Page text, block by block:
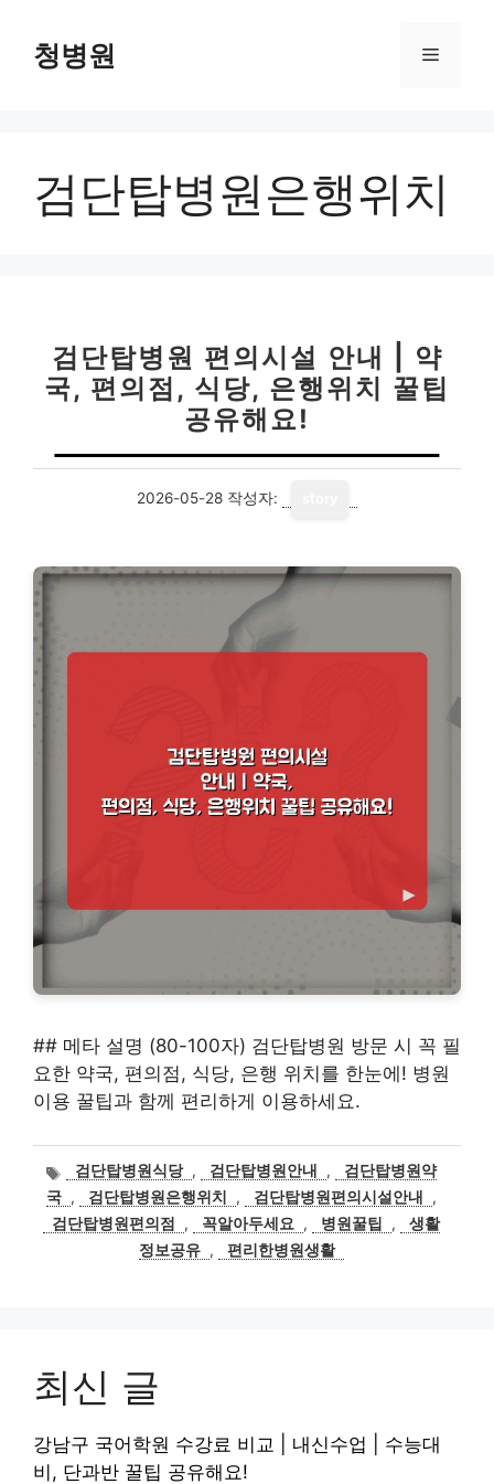
청병원 메
검단탑병원은행위치
검단탑병원 편의시설 안내 | 약
국, 편의점, 식당, 은행위치 꿀팁
공유해요!
2026-05-28 작성자:
## 메타 설명 (80-100자) 검단탑병원 방문 시 꼭 필
요한 약국, 편의점, 식당, 은행 위치를 한눈에! 병원
이용 꿀팁과 함께 편리하게 이용하세요.
태검단탑병원식당 , 검단탑병원안내 ,
검단탑병원약
국 , 검단탑병원은행위치 , 검단탑병원편의시설안내
,
검단탑병원편의점
, 꼭알아두세요 , 병원꿀팁 ,
생활
정보공유 , 편리한병원생활
최신 글
강남구 국어학원 수강료 비교 | 내신수업 | 수능대
비, 단과반 꿀팁 공유해요!